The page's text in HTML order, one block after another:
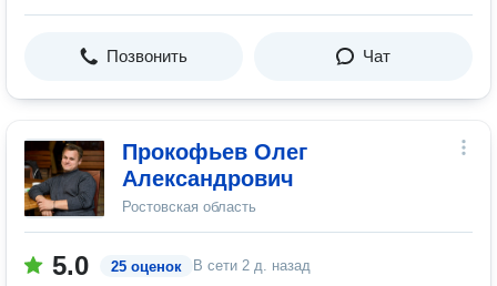
Позвонить Чат
Прокофьев Олег
Александрович
Ростовская область
5.0 25 оценок В сети 2 д. назад